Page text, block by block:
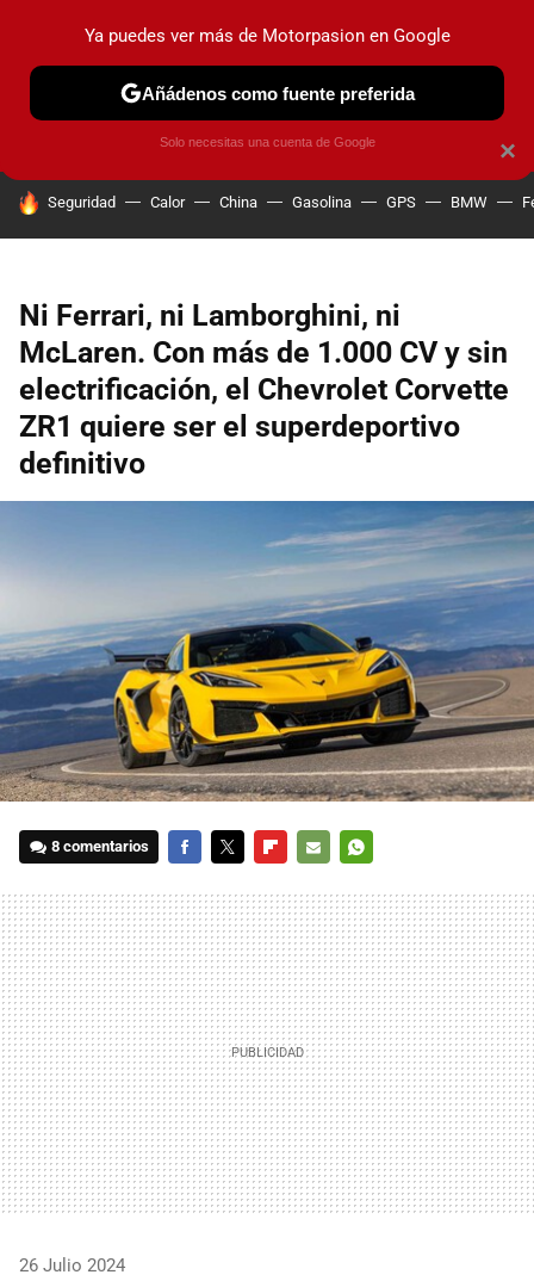
PRUEBAS COCHES ELÉCTRICOS OBSERVATORIO
HOY SE HABLA DE
Seguridad Calor China Gasolina GPS BMW
Ni Ferrari, ni Lamborghini, ni
McLaren. Con más de 1.000 CV y sin
electrificación, el Chevrolet Corvette
ZR1 quiere ser el superdeportivo
definitivo
8 comentarios
MAIL
26 Julio 2024
×
Ya puedes ver más de Motorpasion en Google
Añádenos como fuente preferida
Solo necesitas una cuenta de Google